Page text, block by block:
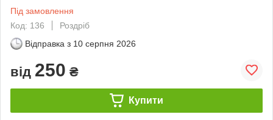
Під замовлення
Код: 136
Роздріб
Відправка з 10 серпня 2026
від 250 ₴
Купити